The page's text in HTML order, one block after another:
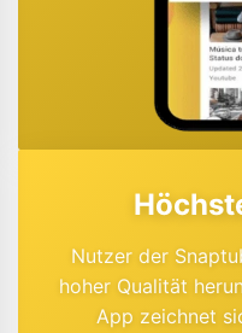
Nutzer der
hoher Qualität
App zeichnet